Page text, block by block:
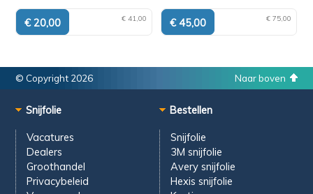
€ 41,00 € 75,00
Naar boven
© Copyright 2026
Snijfolie
Vacatures
Dealers
Groothandel
Privacybeleid
Bestellen
Snijfolie
3M snijfolie
Avery snijfolie
Hexis snijfolie